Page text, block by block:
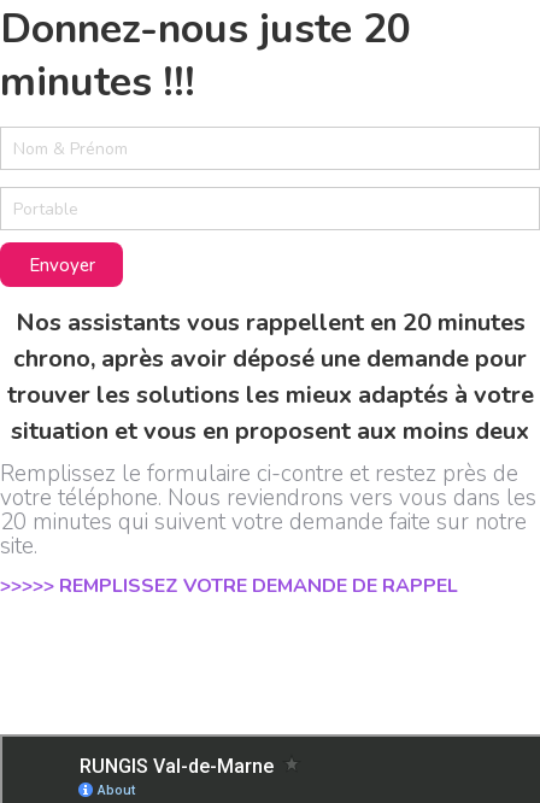
Donnez-nous juste 20
minutes !!!
2
m
n
u
t Envoyer
Nos assistants vous rappellent en 20 minutes
chrono, après avoir déposé une demande pour
trouver les solutions les mieux adaptés à votre
situation et vous en proposent aux moins deux
Remplissez le formulaire ci-contre et restez près de
votre téléphone. Nous reviendrons vers vous dans les
20 minutes qui suivent votre demande faite sur notre
site.
>>>>> REMPLISSEZ VOTRE DEMANDE DE RAPPEL